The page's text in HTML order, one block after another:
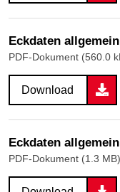
Eckdaten
PDF-Dokument (560.0
Download
Eckdaten
PDF-Dokument (1.3 MB)